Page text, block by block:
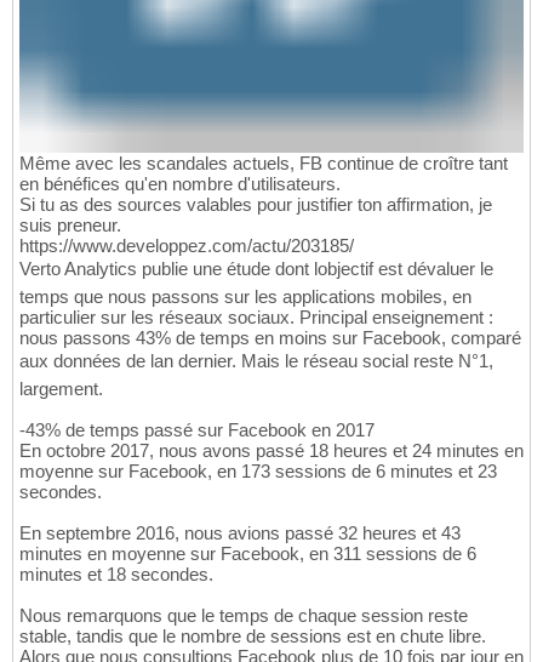
Même avec les scandales actuels, FB continue de croître tant
en bénéfices qu'en nombre d'utilisateurs.
Si tu as des sources valables pour justifier ton affirmation, je
suis preneur.
https://www.developpez.com/actu/203185/
Verto Analytics publie une étude dont lobjectif est dévaluer le
temps que nous passons sur les applications mobiles, en
particulier sur les réseaux sociaux. Principal enseignement :
nous passons 43% de temps en moins sur Facebook, comparé
aux données de lan dernier. Mais le réseau social reste N°1,
largement.
-43% de temps passé sur Facebook en 2017
En octobre 2017, nous avons passé 18 heures et 24 minutes en
moyenne sur Facebook, en 173 sessions de 6 minutes et 23
secondes.
En septembre 2016, nous avions passé 32 heures et 43
minutes en moyenne sur Facebook, en 311 sessions de 6
minutes et 18 secondes.
Nous remarquons que le temps de chaque session reste
stable, tandis que le nombre de sessions est en chute libre.
Alors que nous consultions Facebook plus de 10 fois par jour en